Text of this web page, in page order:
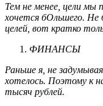
Тем не менее, цели мы
хочется бОльшего. Не
целей, вот кратко
ФИНАНСЫ
Раньше я, не
хотелось. Поэтому к
тысяч рублей.